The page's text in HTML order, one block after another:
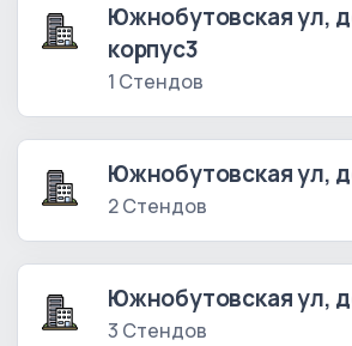
Южнобутовская ул,
корпус3
1 Стендов
Южнобутовская ул,
2 Стендов
Южнобутовская ул,
3 Стендов